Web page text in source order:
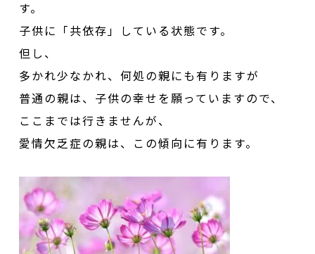
す。
子供に「共依存」している状態です。
但し、
多かれ少なかれ、何処の親にも有りますが
普通の親は、子供の幸せを願っていますので、
ここまでは行きませんが、
愛情欠乏症の親は、この傾向に有ります。